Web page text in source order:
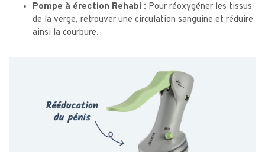
Pompe à érection Rehabi : Pour réoxygéner les tissus
de la verge, retrouver une circulation sanguine et réduire
ainsi la courbure.